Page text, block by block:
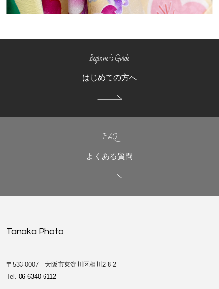
Beginner's Guide
はじめての方へ
FAQ
よくある質問
Tanaka Photo
〒533-0007 大阪市東淀川区相川2-8-2
Tel. 06-6340-6112